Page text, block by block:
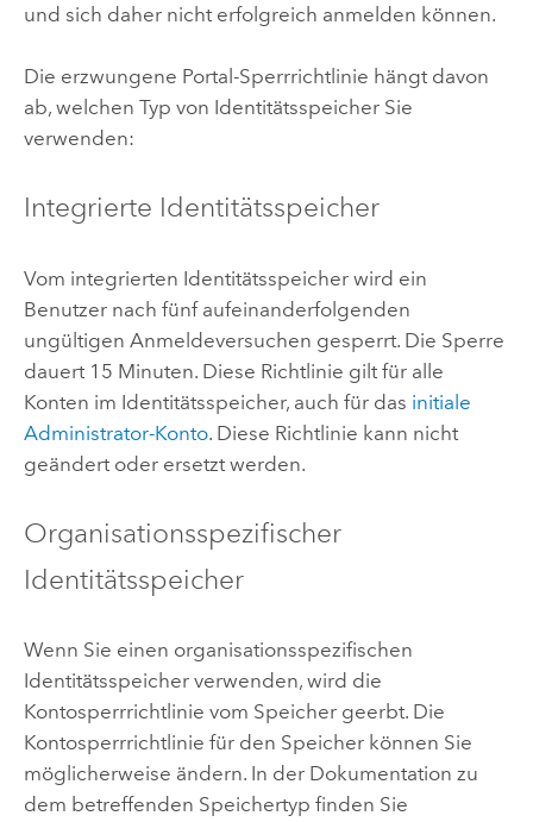
und sich daher nicht erfolgreich anmelden können.
Die erzwungene Portal-Sperrrichtlinie hängt davon
ab, welchen Typ von Identitätsspeicher Sie
verwenden:
Integrierte Identitätsspeicher
Vom integrierten Identitätsspeicher wird ein
Benutzer nach fünf aufeinanderfolgenden
ungültigen Anmeldeversuchen gesperrt. Die Sperre
dauert 15 Minuten. Diese Richtlinie gilt für alle
Konten im Identitätsspeicher, auch für das initiale
Administrator-Konto. Diese Richtlinie kann nicht
geändert oder ersetzt werden.
Organisationsspezifischer
Identitätsspeicher
Wenn Sie einen organisationsspezifischen
Identitätsspeicher verwenden, wird die
Kontosperrrichtlinie vom Speicher geerbt. Die
Kontosperrrichtlinie für den Speicher können Sie
möglicherweise ändern. In der Dokumentation zu
dem betreffenden Speichertyp finden Sie